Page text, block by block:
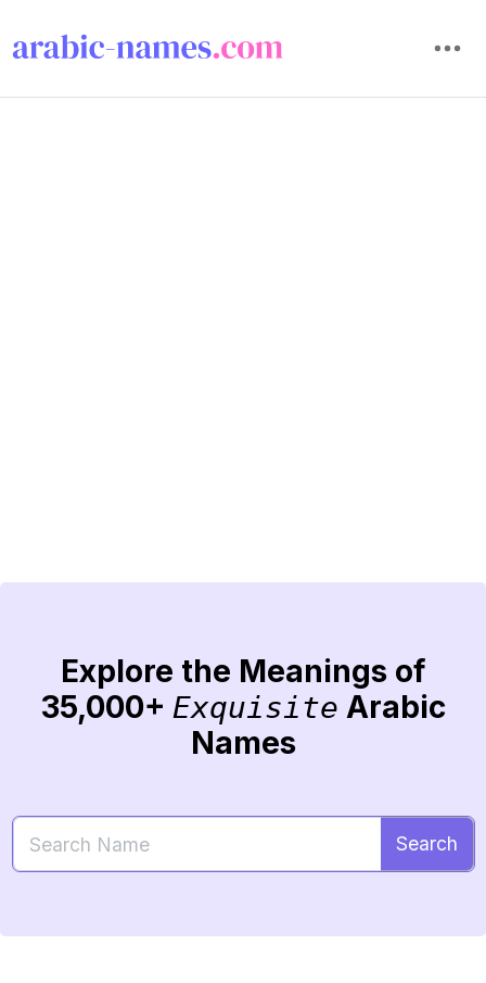
Explore the Meanings of
35,000+ Exquisite Arabic
Names
Search